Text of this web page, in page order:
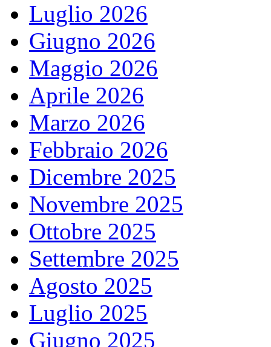
Luglio 2026
Giugno 2026
Maggio 2026
Aprile 2026
Marzo 2026
Febbraio 2026
Dicembre 2025
Novembre 2025
Ottobre 2025
Settembre 2025
Agosto 2025
Luglio 2025
Giugno 2025